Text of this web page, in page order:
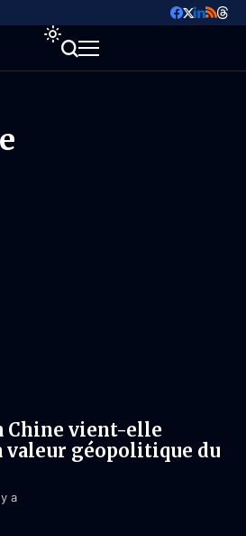
Chine vient-elle
valeur géopolitique du
a